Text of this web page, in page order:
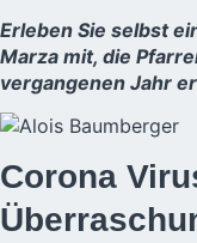
Erleben Sie selbst
Marza mit, die
vergangenen Jahr
Corona